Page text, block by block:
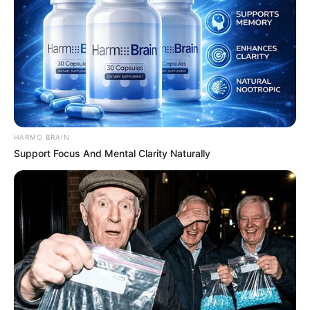
Friss hírek
Művészek
Természet
Történetek
Világ
Információ
Adatvédelmi irányelvek
Általános Szerződési Feltételek
Rólunk
HARMO BRAIN
Support Focus And Mental Clarity Naturally